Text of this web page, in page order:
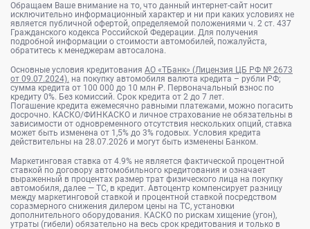
Обращаем Ваше внимание на то, что данный интернет-сайт носит
исключительно информационный характер и ни при каких условиях не
является публичной офертой, определяемой положениями ч. 2 ст. 437
Гражданского кодекса Российской Федерации. Для получения
подробной информации о стоимости автомобилей, пожалуйста,
обратитесь к менеджерам автосалона.
Основные условия кредитования АО «ТБанк» (Лицензия ЦБ РФ № 2673
от 09.07.2024). на покупку автомобиля валюта кредита – рубли РФ;
сумма кредита от 100 000 до 10 млн ₽. Первоначальный взнос по
кредиту 0%. Без комиссий. Срок кредита от 2 до 7 лет.
Погашение кредита ежемесячно равными платежами, можно погасить
досрочно. КАСКО/ФИНКАСКО и личное страхование не обязательны в
зависимости от одновременного отсутствия нескольких опций, ставка
может быть изменена от 1,5% до 3% годовых. Условия кредита
действительны на 28.07.2026 и могут быть изменены Банком.
Маркетинговая ставка от 4.9% не является фактической процентной
ставкой по договору автомобильного кредитования и означает
выраженный в процентах размер трат физического лица на покупку
автомобиля, далее — ТС, в кредит. Автоцентр компенсирует разницу
между маркетинговой ставкой и процентной ставкой посредством
соразмерного снижения дилером цены на ТС, установки
дополнительного оборудования. КАСКО по рискам хищение (угон),
утраты (гибели) обязательно на весь срок кредитования и только в